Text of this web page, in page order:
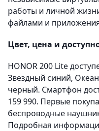
работы и личной
файлами и
Цвет, цена и
HONOR 200 Lite
Звездный синий,
черный. Смартфон
159 990. Первые
беспроводные
Подробная